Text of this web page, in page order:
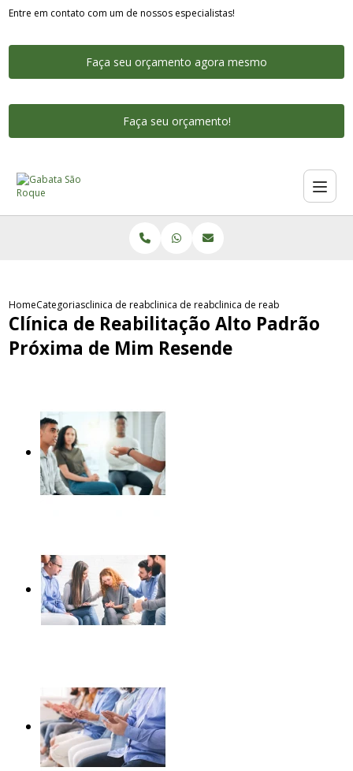
Entre em contato com um de nossos especialistas!
Faça seu orçamento agora mesmo
Faça seu orçamento!
HomeCategoriasclinica de reabilitacao alto padrao
clinica de reabilitacao alto padrao para
clinica de reabilitacao alto
Clínica de Reabilitação Alto Padrão
Próxima de Mim Resende